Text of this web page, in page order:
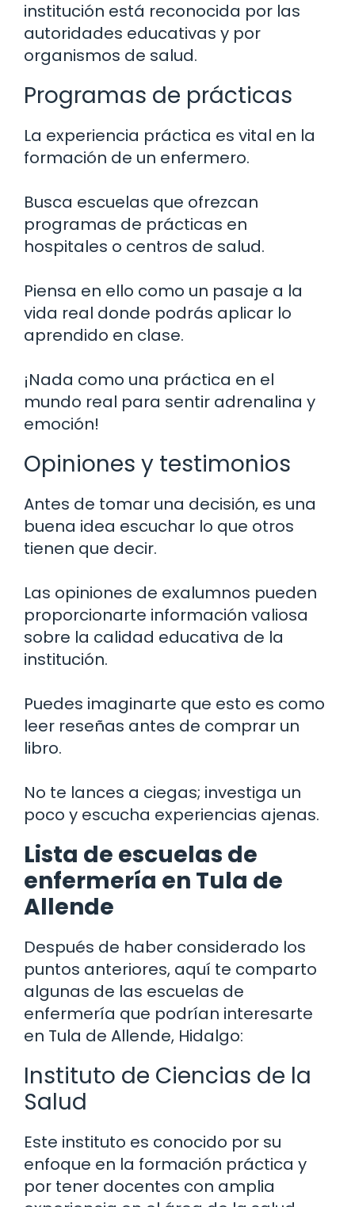
institución está reconocida por las
autoridades educativas y por
organismos de salud.
Programas de prácticas
La experiencia práctica es vital en la
formación de un enfermero.
Busca escuelas que ofrezcan
programas de prácticas en
hospitales o centros de salud.
Piensa en ello como un pasaje a la
vida real donde podrás aplicar lo
aprendido en clase.
¡Nada como una práctica en el
mundo real para sentir adrenalina y
emoción!
Opiniones y testimonios
Antes de tomar una decisión, es una
buena idea escuchar lo que otros
tienen que decir.
Las opiniones de exalumnos pueden
proporcionarte información valiosa
sobre la calidad educativa de la
institución.
Puedes imaginarte que esto es como
leer reseñas antes de comprar un
libro.
No te lances a ciegas; investiga un
poco y escucha experiencias ajenas.
Lista de escuelas de
enfermería en Tula de
Allende
Después de haber considerado los
puntos anteriores, aquí te comparto
algunas de las escuelas de
enfermería que podrían interesarte
en Tula de Allende, Hidalgo:
Instituto de Ciencias de la
Salud
Este instituto es conocido por su
enfoque en la formación práctica y
por tener docentes con amplia